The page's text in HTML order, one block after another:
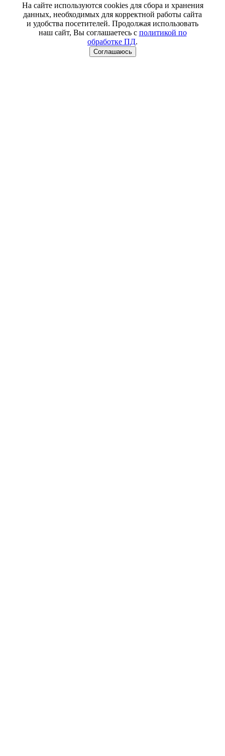
На сайте используются cookies для сбора и хранения
данных, необходимых для корректной работы сайта
и удобства посетителей. Продолжая использовать
наш сайт, Вы соглашаетесь с политикой по
обработке ПД.
Соглашаюсь